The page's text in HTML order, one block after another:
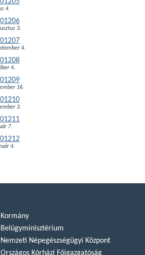
4.
3.
4.
4.
16.
3.
7.
4.
Kormány
Belügyminisztérium
Nemzeti Népegészségügyi Központ
Országos Kórházi Főigazgatóság